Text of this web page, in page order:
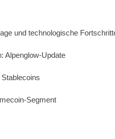
und technologische
Alpenglow-Update
Segment